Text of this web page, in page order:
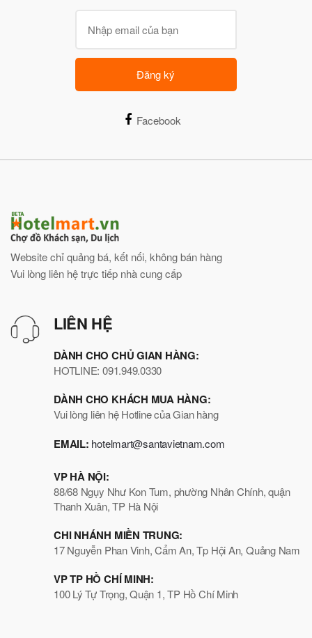
Đăng ký
Facebook
Website chỉ quảng bá, kết nối, không bán hàng
Vui lòng liên hệ trực tiếp nhà cung cấp
LIÊN HỆ
DÀNH CHO CHỦ GIAN HÀNG:
HOTLINE: 091.949.0330
DÀNH CHO KHÁCH MUA HÀNG:
Vui lòng liên hệ Hotline của Gian hàng
EMAIL: hotelmart@santavietnam.com
VP HÀ NỘI:
88/68 Ngụy Như Kon Tum, phường Nhân Chính, quận
Thanh Xuân, TP Hà Nội
CHI NHÁNH MIỀN TRUNG:
17 Nguyễn Phan Vinh, Cẩm An, Tp Hội An, Quảng Nam
VP TP HỒ CHÍ MINH:
100 Lý Tự Trọng, Quận 1, TP Hồ Chí Minh